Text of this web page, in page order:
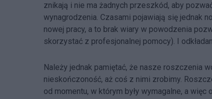
znikają i nie ma żadnych przeszkód, aby
wynagrodzenia. Czasami pojawiają się jednak
nowej pracy, a to brak wiary w powodzenia
skorzystać z profesjonalnej pomocy). I
Należy jednak pamiętać, że nasze roszczenia
nieskończoność, aż coś z nimi zrobimy.
od momentu, w którym były wymagalne, a